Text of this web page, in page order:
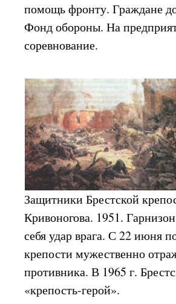
помощь фронту. Граждане
Фонд обороны. На
соревнование.
Защитники Брестской
Кривоногова. 1951.
себя удар врага. С 22 июня
крепости мужественно
противника. В 1965 г.
«крепость-герой».